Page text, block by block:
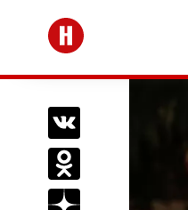
Перейти на главную
Поделиться
Поделиться в
Подписаться на